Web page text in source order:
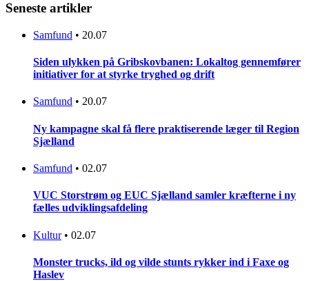
Seneste artikler
Samfund • 20.07
Siden ulykken på Gribskovbanen: Lokaltog gennemfører
initiativer for at styrke tryghed og drift
Samfund • 20.07
Ny kampagne skal få flere praktiserende læger til Region
Sjælland
Samfund • 02.07
VUC Storstrøm og EUC Sjælland samler kræfterne i ny
fælles udviklingsafdeling
Kultur • 02.07
Monster trucks, ild og vilde stunts rykker ind i Faxe og
Haslev